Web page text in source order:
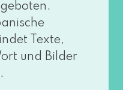
Texte,
und Bilder